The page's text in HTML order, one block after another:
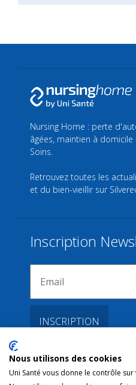
Nursing Home : perte
âgées, maintien à
Soins.
Retrouvez toutes les
et du bien-vieillir sur
Inscription
Liens
Nous utilisons des cookies
Uni Santé vous donne le contrôle sur